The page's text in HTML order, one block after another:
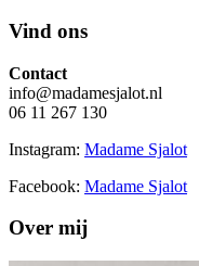
Vind ons
Contact
info@madamesjalot.nl
06 11 267 130
Instagram: Madame Sjalot
Facebook: Madame Sjalot
Over mij